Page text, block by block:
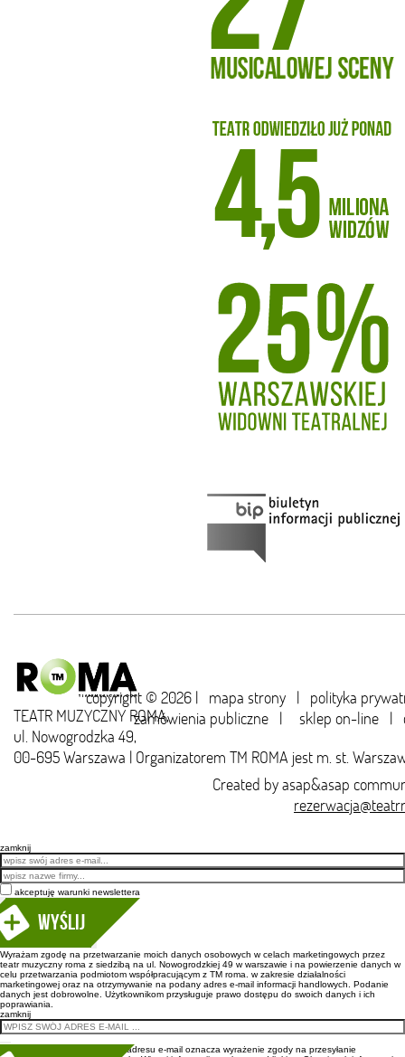
copyright © 2026 | mapa strony | polityka
zamówienia publiczne | sklep on-line |
TEATR MUZYCZNY ROMA,
ul. Nowogrodzka 49,
00-695 Warszawa | Organizatorem TM ROMA jest m. st.
Created byasap&asap
zamknij
Email
akceptuję warunki newslettera
Wyślij
Wyrażam zgodę na przetwarzanie moich danych osobowych w celach marketingowych przez
teatr muzyczny roma z siedzibą na ul. Nowogrodzkiej 49 w warszawie i na powierzenie danych w
celu przetwarzania podmiotom współpracującym z TM roma. w zakresie działalności
marketingowej oraz na otrzymywanie na podany adres e-mail informacji handlowych. Podanie
danych jest dobrowolne. Użytkownikom przysługuje prawo dostępu do swoich danych i ich
poprawiania.
zamknij
Wpisanie adresu e-mail oznacza wyrażenie zgody na przesyłanie